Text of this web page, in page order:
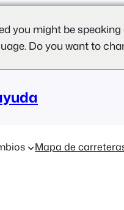
you might be speaking
Do you want to
Mapa de